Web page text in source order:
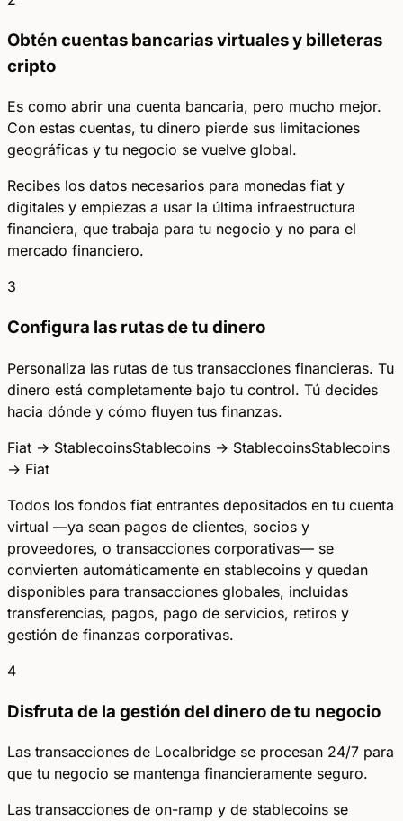
Obtén cuentas bancarias virtuales y billeteras
cripto
Es como abrir una cuenta bancaria, pero mucho mejor.
Con estas cuentas, tu dinero pierde sus limitaciones
geográficas y tu negocio se vuelve global.
Recibes los datos necesarios para monedas fiat y
digitales y empiezas a usar la última infraestructura
financiera, que trabaja para tu negocio y no para el
mercado financiero.
3
Configura las rutas de tu dinero
Personaliza las rutas de tus transacciones financieras. Tu
dinero está completamente bajo tu control. Tú decides
hacia dónde y cómo fluyen tus finanzas.
Fiat → StablecoinsStablecoins → StablecoinsStablecoins
→ Fiat
Todos los fondos fiat entrantes depositados en tu cuenta
virtual —ya sean pagos de clientes, socios y
proveedores, o transacciones corporativas— se
convierten automáticamente en stablecoins y quedan
disponibles para transacciones globales, incluidas
transferencias, pagos, pago de servicios, retiros y
gestión de finanzas corporativas.
4
Disfruta de la gestión del dinero de tu negocio
Las transacciones de Localbridge se procesan 24/7 para
que tu negocio se mantenga financieramente seguro.
Las transacciones de on-ramp y de stablecoins se